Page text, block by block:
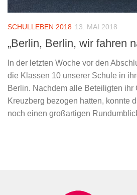
SCHULLEBEN 2018 13. MAI 2018
„Berlin, Berlin, wir fahren
In der letzten Woche vor den
die Klassen 10 unserer Schule in
Berlin. Nachdem alle Beteiligten ihr
Kreuzberg bezogen hatten, konnte
noch einen großartigen